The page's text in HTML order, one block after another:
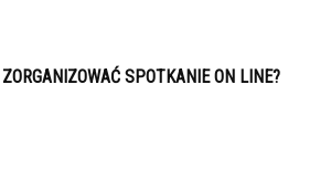
SPOTKANIE ON LINE?